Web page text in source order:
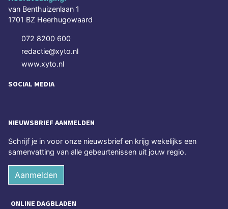
van Benthuizenlaan 1
1701 BZ Heerhugowaard
072 8200 600
redactie@xyto.nl
www.xyto.nl
SOCIAL MEDIA
NIEUWSBRIEF AANMELDEN
Schrijf je in voor onze nieuwsbrief en krijg wekelijks een
samenvatting van alle gebeurtenissen uit jouw regio.
Aanmelden
ONLINE DAGBLADEN